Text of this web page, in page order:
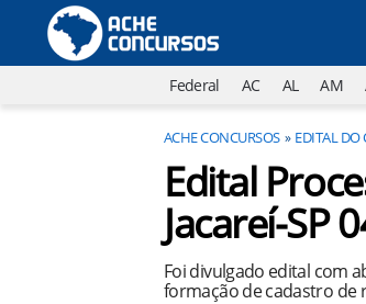
Federal AC AL AM
ACHE CONCURSOS EDITAL DO
Edital
Jacareí-SP
Foi divulgado edital com
formação de cadastro de